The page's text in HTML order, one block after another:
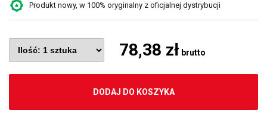
Produkt nowy, w 100% oryginalny z oficjalnej dystrybucji
78,38 zł brutto
DODAJ DO KOSZYKA